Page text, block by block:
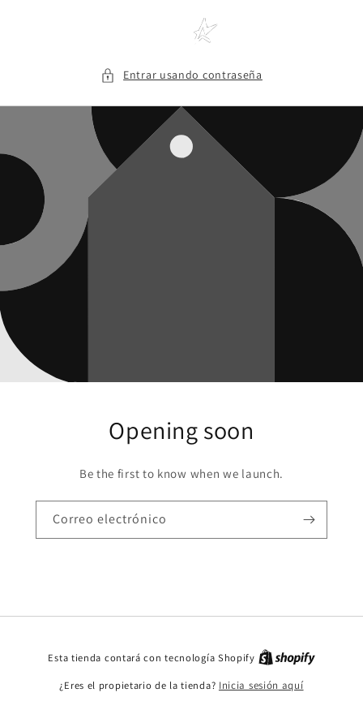
Entrar usando contraseña
Opening soon
Be the first to know when we launch.
Correo electrónico
Esta tienda contará con tecnología Shopify
¿Eres el propietario de la tienda? Inicia sesión aquí